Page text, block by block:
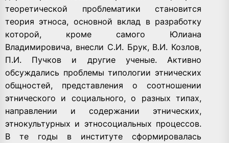
теоретической проблематики становится
теория этноса, основной вклад в разработку
которой, кроме самого Юлиана
Владимировича, внесли С.И. Брук, В.И. Козлов,
П.И. Пучков и другие ученые. Активно
обсуждались проблемы типологии этнических
общностей, представления о соотношении
этнического и социального, о разных типах,
направлении и содержании этнических,
этнокультурных и этносоциальных процессов.
В те годы в институте сформировалась